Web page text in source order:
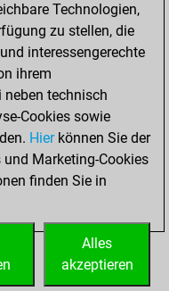
0
0
0
Technologien,
zu stellen, die
interessengerechte
ihrem
technisch
Cookies sowie
Hierkönnen Sie der
Marketing-Cookies
finden Sie in
Alles
akzeptieren